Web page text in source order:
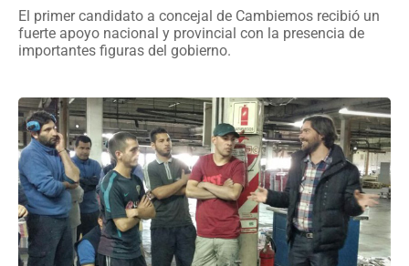
El primer candidato a concejal de Cambiemos recibió un
fuerte apoyo nacional y provincial con la presencia de
importantes figuras del gobierno.